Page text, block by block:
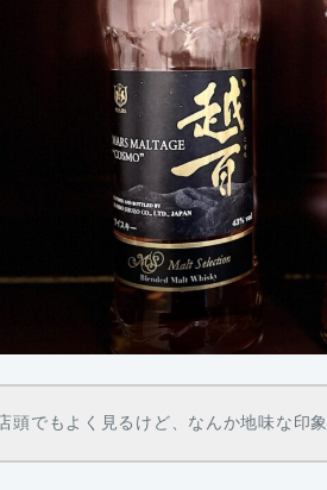
頭でもよく見るけど、なんか地味な印